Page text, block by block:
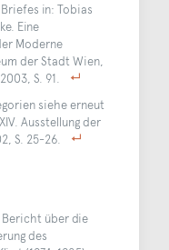
in: Tobias
Eine
Moderne
der Stadt Wien,
S. 91.
siehe erneut
Ausstellung der
S. 25-26.
Bericht über die
des